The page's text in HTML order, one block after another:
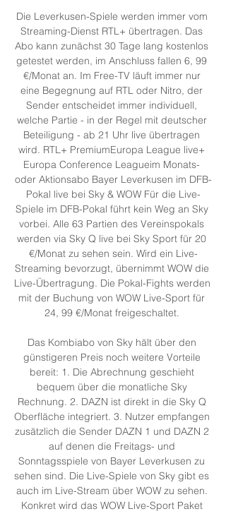
Die Leverkusen-Spiele werden immer vom
Streaming-Dienst RTL+ übertragen. Das
Abo kann zunächst 30 Tage lang kostenlos
getestet werden, im Anschluss fallen 6, 99
€/Monat an. Im Free-TV läuft immer nur
eine Begegnung auf RTL oder Nitro, der
Sender entscheidet immer individuell,
welche Partie - in der Regel mit deutscher
Beteiligung - ab 21 Uhr live übertragen
wird. RTL+ PremiumEuropa League live+
Europa Conference Leagueim Monats-
oder Aktionsabo Bayer Leverkusen im DFB-
Pokal live bei Sky & WOW Für die Live-
Spiele im DFB-Pokal führt kein Weg an Sky
vorbei. Alle 63 Partien des Vereinspokals
werden via Sky Q live bei Sky Sport für 20
€/Monat zu sehen sein. Wird ein Live-
Streaming bevorzugt, übernimmt WOW die
Live-Übertragung. Die Pokal-Fights werden
mit der Buchung von WOW Live-Sport für
24, 99 €/Monat freigeschaltet.
Das Kombiabo von Sky hält über den
günstigeren Preis noch weitere Vorteile
bereit: 1. Die Abrechnung geschieht
bequem über die monatliche Sky
Rechnung. 2. DAZN ist direkt in die Sky Q
Oberfläche integriert. 3. Nutzer empfangen
zusätzlich die Sender DAZN 1 und DAZN 2
auf denen die Freitags- und
Sonntagsspiele von Bayer Leverkusen zu
sehen sind. Die Live-Spiele von Sky gibt es
auch im Live-Stream über WOW zu sehen.
Konkret wird das WOW Live-Sport Paket